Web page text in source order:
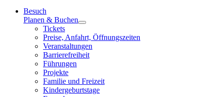
Besuch
Planen & Buchen
Tickets
Preise, Anfahrt, Öffnungszeiten
Veranstaltungen
Barrierefreiheit
Führungen
Projekte
Familie und Freizeit
Kindergeburtstage